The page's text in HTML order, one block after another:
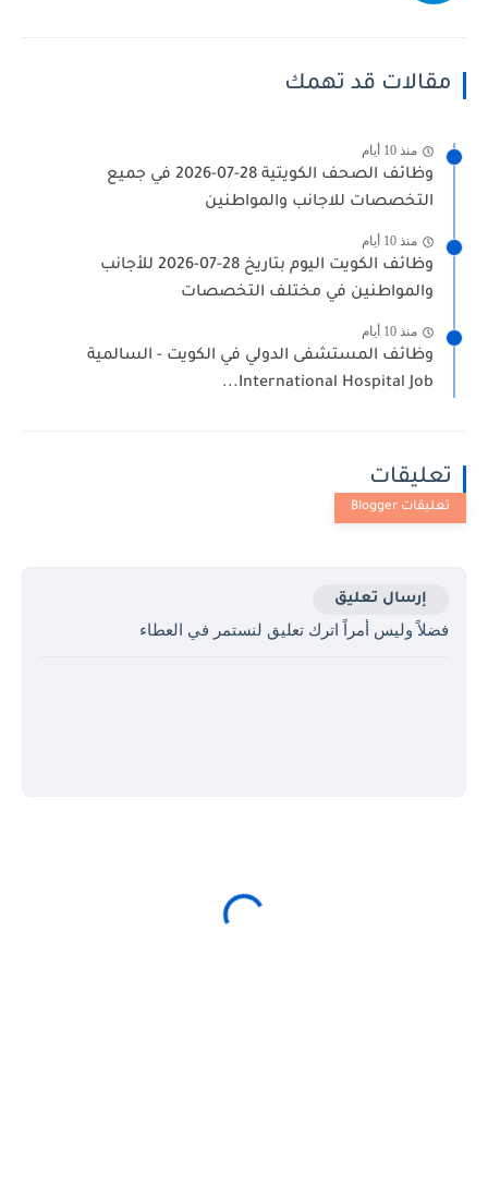
مقالات قد تهمك
منذ 10 أيام
وظائف الصحف الكويتية 28-07-2026 في جميع
التخصصات للاجانب والمواطنين
منذ 10 أيام
وظائف الكويت اليوم بتاريخ 28-07-2026 للأجانب
والمواطنين في مختلف التخصصات
منذ 10 أيام
وظائف المستشفى الدولي في الكويت - السالمية
International Hospital Job...
تعليقات
إرسال تعليق
فضلاً وليس أمراً اترك تعليق لنستمر في العطاء